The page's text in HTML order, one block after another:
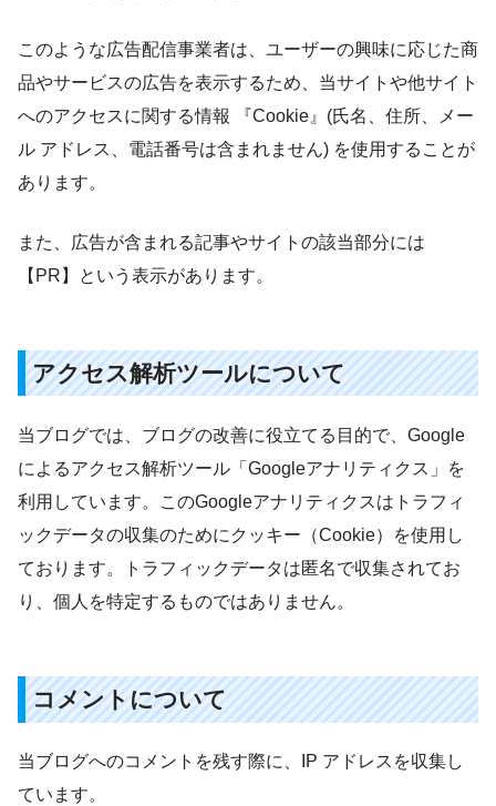
このような広告配信事業者は、ユーザーの興味に応じた商
品やサービスの広告を表示するため、当サイトや他サイト
へのアクセスに関する情報 『Cookie』(氏名、住所、メー
ル アドレス、電話番号は含まれません) を使用することが
あります。
また、広告が含まれる記事やサイトの該当部分には
【PR】という表示があります。
アクセス解析ツールについて
当ブログでは、ブログの改善に役立てる目的で、Google
によるアクセス解析ツール「Googleアナリティクス」を
利用しています。このGoogleアナリティクスはトラフィ
ックデータの収集のためにクッキー（Cookie）を使用し
ております。トラフィックデータは匿名で収集されてお
り、個人を特定するものではありません。
コメントについて
当ブログへのコメントを残す際に、IP アドレスを収集し
ています。